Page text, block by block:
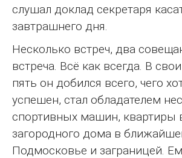
слушал доклад секретаря
завтрашнего дня.
Несколько встреч, два
встреча. Всё как всегда. В
пять он добился всего, чего
успешен, стал обладателем
спортивных машин, квартиры
загородного дома в
Подмосковье и заграницей.